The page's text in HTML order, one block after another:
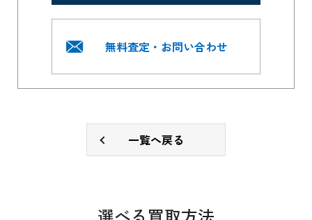
無料査定・お問い合わせ
一覧へ戻る